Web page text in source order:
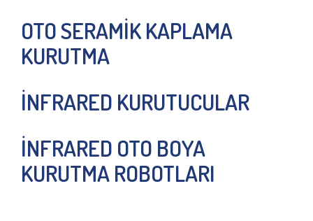
OTO SERAMİK KAPLAMA
KURUTMA
İNFRARED KURUTUCULAR
İNFRARED OTO BOYA
KURUTMA ROBOTLARI